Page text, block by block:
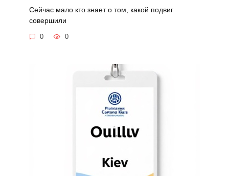
Сейчас мало кто знает о том, какой подвиг
совершили
0 0